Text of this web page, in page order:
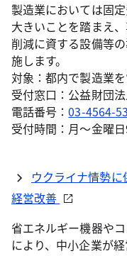
製造業においては固
大きいことを踏まえ
削減に資する設備等
施します。
対象：都内で製造業
受付窓口：公益財団
電話番号：03-4564-
受付時間：月～金曜
ウクライナ情勢
経営改善
省エネルギー機器や
により、中小企業が